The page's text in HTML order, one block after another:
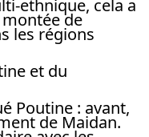
ethnique, cela a
de
les régions
et du
Poutine : avant,
de Maidan.